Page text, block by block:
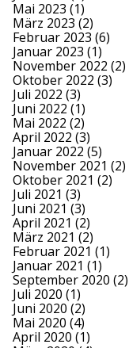
Mai 2023 (1)
März 2023 (2)
Februar 2023 (6)
Januar 2023 (1)
November 2022 (2)
Oktober 2022 (3)
Juli 2022 (3)
Juni 2022 (1)
Mai 2022 (2)
April 2022 (3)
Januar 2022 (5)
November 2021 (2)
Oktober 2021 (2)
Juli 2021 (3)
Juni 2021 (3)
April 2021 (2)
März 2021 (2)
Februar 2021 (1)
Januar 2021 (1)
September 2020 (2)
Juli 2020 (1)
Juni 2020 (2)
Mai 2020 (4)
April 2020 (1)